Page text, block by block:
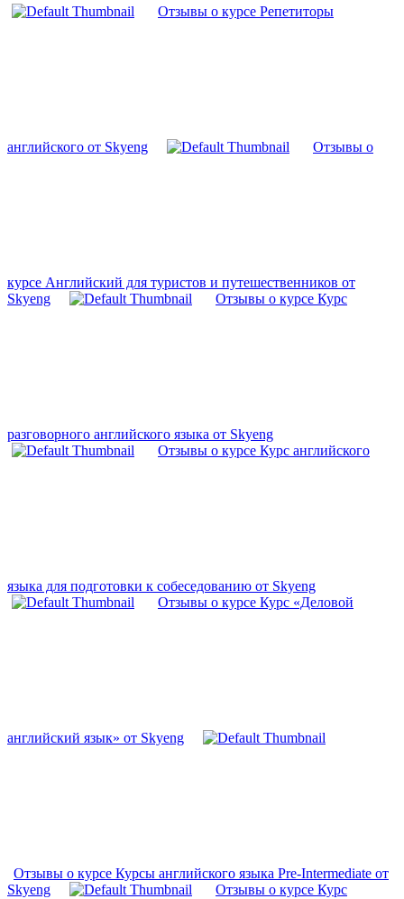
Отзывы о курсе Репетиторы
английского от Skyeng Отзывы о
курсе Английский для туристов и путешественников от
Skyeng
Отзывы о курсе Курс
разговорного английского языка от Skyeng
Отзывы о курсе Курс английского
языка для подготовки к собеседованию от Skyeng
Отзывы о курсе Курс «Деловой
английский язык» от Skyeng
Отзывы о курсе Курсы английского языка Pre-Intermediate от
Skyeng
Отзывы о курсе Курс